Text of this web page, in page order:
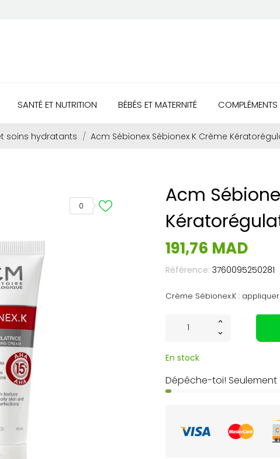
SANTÉ ET NUTRITION BÉBÉS ET MATERNITÉ COMPLÉMENTS
soins hydratants Acm Sébionex Sébionex K Crème
0
Acm
191,76 MAD
Référence: 3760095250281
Crème Sébionex.K :
En stock
Dépêche-toi! Seulement